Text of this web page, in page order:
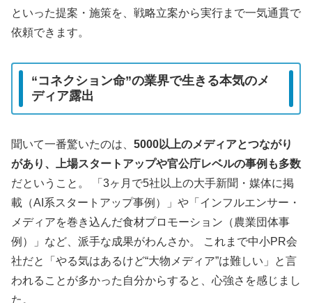
といった提案・施策を、戦略立案から実行まで一気通貫で
依頼できます。
“コネクション命”の業界で生きる本気のメ
ディア露出
聞いて一番驚いたのは、 5000以上のメディアとつながり
があり、上場スタートアップや官公庁レベルの事例も多数
だということ。 「3ヶ月で5社以上の大手新聞・媒体に掲
載（AI系スタートアップ事例）」や「インフルエンサー・
メディアを巻き込んだ食材プロモーション（農業団体事
例）」など、派手な成果がわんさか。 これまで中小PR会
社だと「やる気はあるけど“大物メディア”は難しい」と言
われることが多かった自分からすると、心強さを感じまし
た。